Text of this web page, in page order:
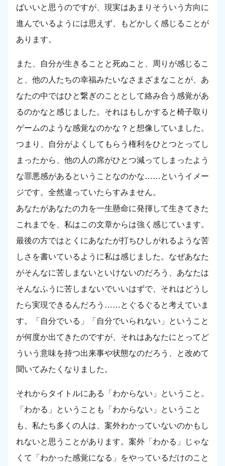
ばいいと思うのですが、現実はあまりそういう方向に
進んでいるようには思えず、もどかしく感じることが
あります。
また、自分が生きることと死ぬこと、周りが感じるこ
と、他の人たちの幸福みたいなさまざまなことが、あ
なたの中ではひと繋ぎのこととして絡み合う感覚があ
るのかなと感じました。それはもしかすると椅子取り
ゲームのような感覚なのかな？と想像していました。
つまり、自分がよくしてもらう権利をひとつとってし
まったから、他の人の席がひとつ減ってしまったよう
な罪悪感があるということなのかな……というイメー
ジです。全然違っていたらすみません。
あなたがあなたの力を一生懸命に発揮して生きてきた
これまでを、私はこの文章からは強く感じています。
最後の方ではとくにあなたが打ちひしがれるような苦
しさを書いているように私は感じました。なぜあなた
がそんなに苦しまないといけないのだろう、あなたは
そんなふうに苦しまないでいいはずで、それはどうし
たら実現できるんだろう……とぐるぐると考えていま
す。「自分でいる」「自分でいられない」ということ
が何度か出てきたのですが、それはあなたにとってど
ういう意味を持つ出来事や状態なのだろう、と改めて
聞いてみたくなりました。
それからタイトルにある「わからない」ということ。
「わかる」ということも「わからない」ということ
も、私たち多くの人は、案外わかっていないのかもし
れないと思うことがあります。案外「わかる」じゃな
くて「わかった感覚になる」をやっているだけのこと